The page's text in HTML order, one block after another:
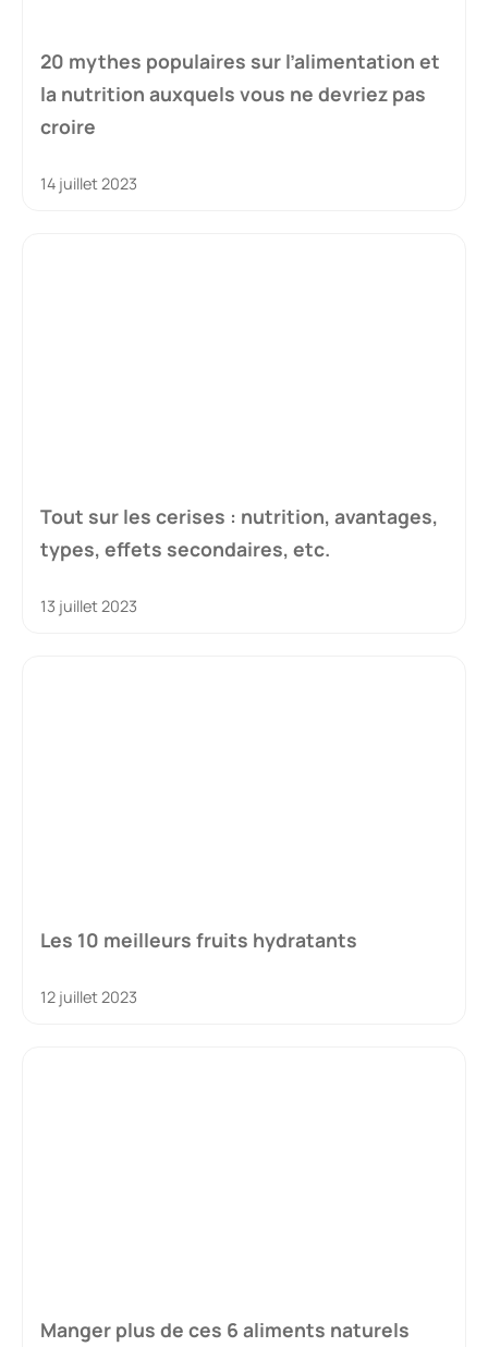
20 mythes populaires sur l’alimentation et
la nutrition auxquels vous ne devriez pas
croire
14 juillet 2023
Tout sur les cerises : nutrition, avantages,
types, effets secondaires, etc.
13 juillet 2023
Les 10 meilleurs fruits hydratants
12 juillet 2023
Manger plus de ces 6 aliments naturels